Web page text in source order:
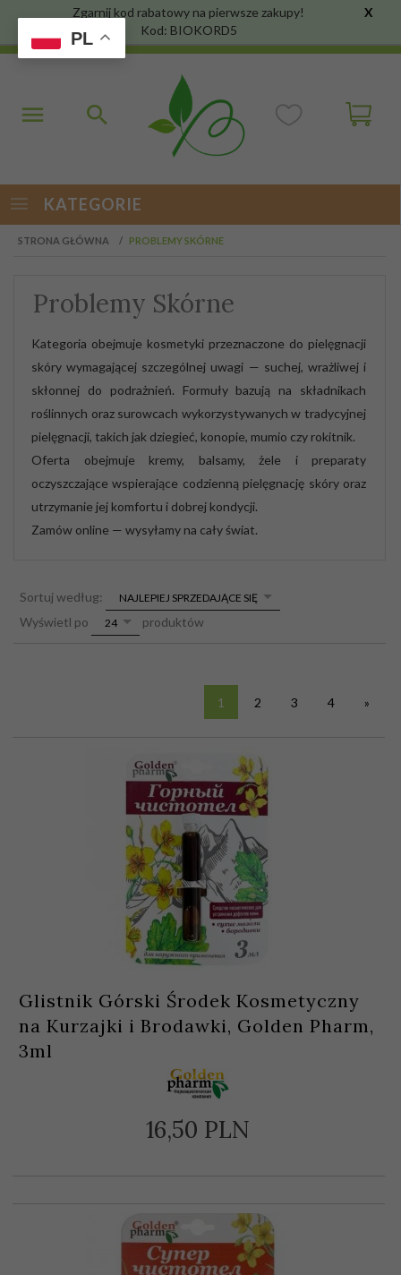
Zgarnij kod rabatowy na pierwsze zakupy!
Kod: BIOKORD5
X
KATEGORIE
STRONA GŁÓWNA PROBLEMY SKÓRNE
Problemy Skórne
Kategoria obejmuje kosmetyki przeznaczone do pielęgnacji
skóry wymagającej szczególnej uwagi — suchej, wrażliwej i
skłonnej do podrażnień. Formuły bazują na składnikach
roślinnych oraz surowcach wykorzystywanych w tradycyjnej
pielęgnacji, takich jak dziegieć, konopie, mumio czy rokitnik.
Oferta obejmuje kremy, balsamy, żele i preparaty
oczyszczające wspierające codzienną pielęgnację skóry oraz
utrzymanie jej komfortu i dobrej kondycji.
Zamów online — wysyłamy na cały świat.
Sortuj według: sortNAJLEPIEJ SPRZEDAJĄCE SIĘ
Wyświetl po pop24 produktów
1 2 3 4 »
Glistnik Górski Środek Kosmetyczny
na Kurzajki i Brodawki, Golden Pharm,
3ml
16,50 PLN
PL